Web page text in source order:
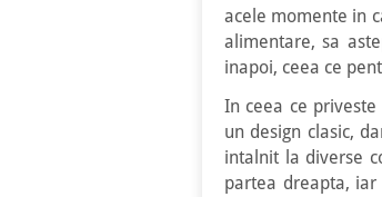
acele momente in
alimentare, sa
inapoi, ceea ce
In ceea ce
un design clasic,
intalnit la diverse
partea dreapta,